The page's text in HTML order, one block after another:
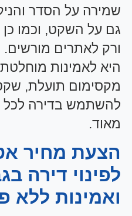
שמירה על הסדר
גם על השקט, וכמו כן
ורק לאתרים מורשים.
היא לאמינות
מקסימום תועלת,
להשתמש בדירה לכל
מאוד.
הצעת מחיר
לפינוי דירה
ואמינות ללא